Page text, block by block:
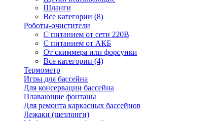
Шланги
Все категории (8)
Роботы-очистители
С питанием от сети 220В
С питанием от АКБ
От скиммера или форсунки
Все категории (4)
Термометр
Игры для бассейна
Для консервации бассейна
Плавающие фонтаны
Для ремонта каркасных бассейнов
Лежаки (шезлонги)